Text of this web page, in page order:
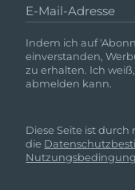
E-Mail-Adresse
Indem ich auf
einverstanden,
zu erhalten. Ich
abmelden kann.
Diese Seite ist durch
die